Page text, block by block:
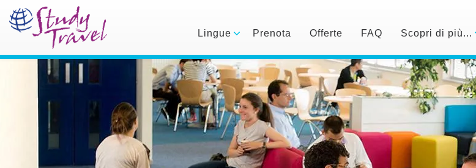
Lingue Prenota Offerte FAQ Scopri di più...